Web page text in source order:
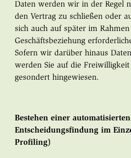
Daten werden wir in der Regel
den Vertrag zu schließen oder
sich auch auf später im
Geschäftsbeziehung
Sofern wir darüber hinaus
werden Sie auf die
gesondert hingewiesen.
Bestehen einer automatisierten
Entscheidungsfindung im
Profiling)